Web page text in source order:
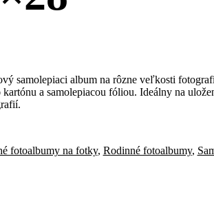
samolepiaci album na rôzne veľkosti
kartónu a samolepiacou fóliou. Ideálny na
fotoalbumy na fotky, Rodinné fotoalbumy,